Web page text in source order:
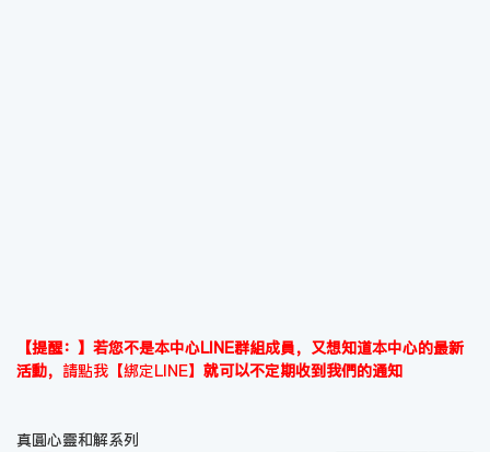
【提醒：】若您不是本中心LINE群組成員，又想知道本中心的最新
活動， 請點我【綁定LINE】 就可以不定期收到我們的通知
真圓心靈和解系列